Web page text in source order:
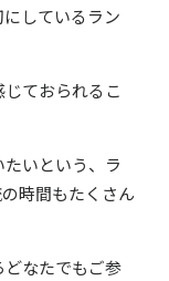
しているラン
ておられるこ
いという、ラ
時間もたくさん
なたでもご参